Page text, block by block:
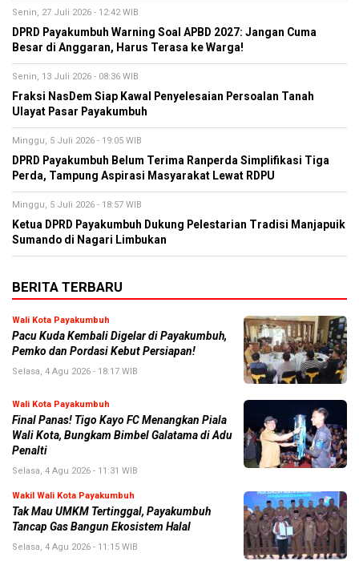
Senin, 27 Juli 2026 - 12:42 WIB
DPRD Payakumbuh Warning Soal APBD 2027: Jangan Cuma
Besar di Anggaran, Harus Terasa ke Warga!
Senin, 13 Juli 2026 - 08:36 WIB
Fraksi NasDem Siap Kawal Penyelesaian Persoalan Tanah
Ulayat Pasar Payakumbuh
Minggu, 5 Juli 2026 - 19:05 WIB
DPRD Payakumbuh Belum Terima Ranperda Simplifikasi Tiga
Perda, Tampung Aspirasi Masyarakat Lewat RDPU
Minggu, 5 Juli 2026 - 18:57 WIB
Ketua DPRD Payakumbuh Dukung Pelestarian Tradisi Manjapuik
Sumando di Nagari Limbukan
BERITA TERBARU
Wali Kota Payakumbuh
Pacu Kuda Kembali Digelar di Payakumbuh,
Pemko dan Pordasi Kebut Persiapan!
Selasa, 4 Agu 2026 - 18:17 WIB
Wali Kota Payakumbuh
Final Panas! Tigo Kayo FC Menangkan Piala
Wali Kota, Bungkam Bimbel Galatama di Adu
Penalti
Selasa, 4 Agu 2026 - 11:31 WIB
Wakil Wali Kota Payakumbuh
Tak Mau UMKM Tertinggal, Payakumbuh
Tancap Gas Bangun Ekosistem Halal
Selasa, 4 Agu 2026 - 11:15 WIB